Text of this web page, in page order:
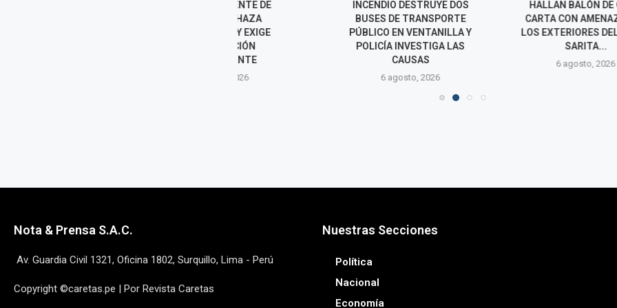
INCENDIO DESTRUYE DOS
BUSES DE TRANSPORTE
PÚBLICO EN VENTANILLA Y
POLICÍA INVESTIGA LAS
HALLAN BALÓN DE GAS Y
CARTA CON AMENAZAS EN
LOS EXTERIORES DEL PENAL
SARITA...
DICTAN
PRISIÓN
INVESTIGADO
Nota & Prensa S.A.C.
Av. Guardia Civil 1321, Oficina 1802, Surquillo, Lima - Perú
Copyright ©caretas.pe | Por Revista Caretas
Nuestras Secciones
Política
Nacional
Economía